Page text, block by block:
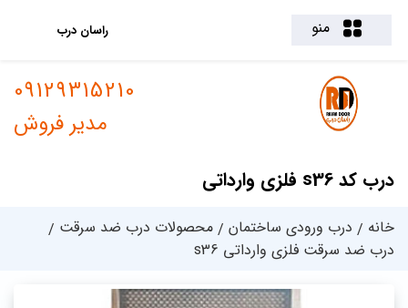
منو راسان درب
درب کد s36 فلزی وارداتی
09129315210
مدیر فروش
خانه درب ورودی ساختمان
محصولات درب ضد سرقت
درب ضد سرقت فلزی وارداتی s36